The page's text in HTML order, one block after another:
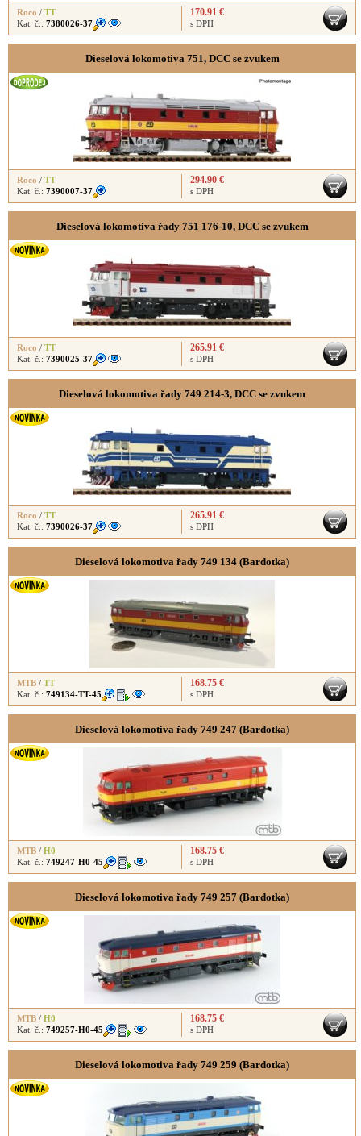
Roco / TT
Kat. č.: 7380026-37
170.91 €
s DPH
Dieselová lokomotiva 751, DCC se zvukem
Roco / TT
Kat. č.: 7390007-37
294.90 €
s DPH
Dieselová lokomotiva řady 751 176-10, DCC se zvukem
Roco / TT
Kat. č.: 7390025-37
265.91 €
s DPH
Dieselová lokomotiva řady 749 214-3, DCC se zvukem
Roco / TT
Kat. č.: 7390026-37
265.91 €
s DPH
Dieselová lokomotiva řady 749 134 (Bardotka)
MTB / TT
Kat. č.: 749134-TT-45
168.75 €
s DPH
Dieselová lokomotiva řady 749 247 (Bardotka)
MTB / H0
Kat. č.: 749247-H0-45
168.75 €
s DPH
Dieselová lokomotiva řady 749 257 (Bardotka)
MTB / H0
Kat. č.: 749257-H0-45
168.75 €
s DPH
Dieselová lokomotiva řady 749 259 (Bardotka)